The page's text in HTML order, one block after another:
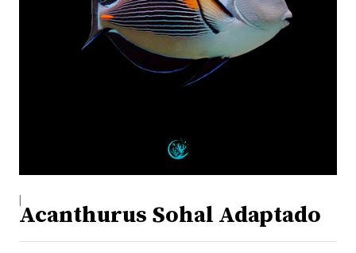
|
Acanthurus Sohal Adaptado